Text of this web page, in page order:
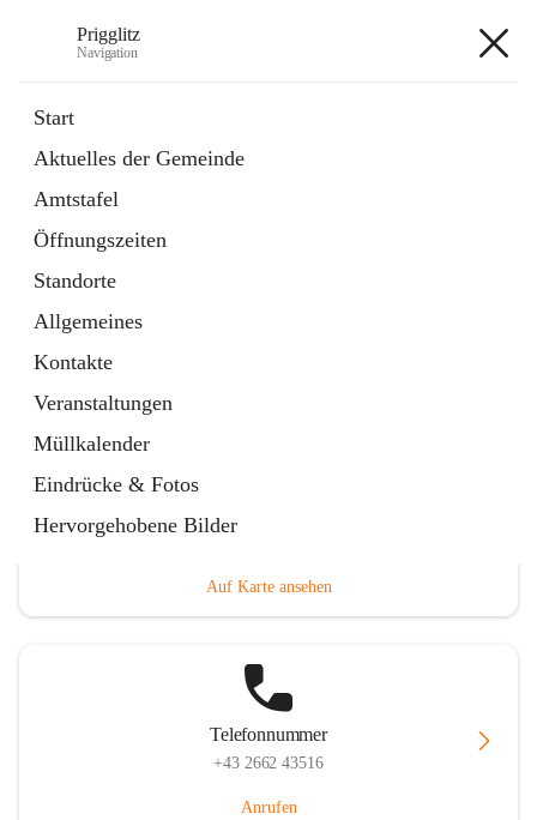
Prigglitz
Navigation
Start
Aktuelles der Gemeinde
Amtstafel
Öffnungszeiten
Standorte
Allgemeines
Kontakte
Veranstaltungen
Müllkalender
Eindrücke & Fotos
Hervorgehobene Bilder
Externe Webseite
in
Tab
Gemeindezeitung
Ordner
öffnet
in
neuem
Tab
Hauptadresse
Auf Karte ansehen
Telefonnummer
+43 2662 43516
Anrufen